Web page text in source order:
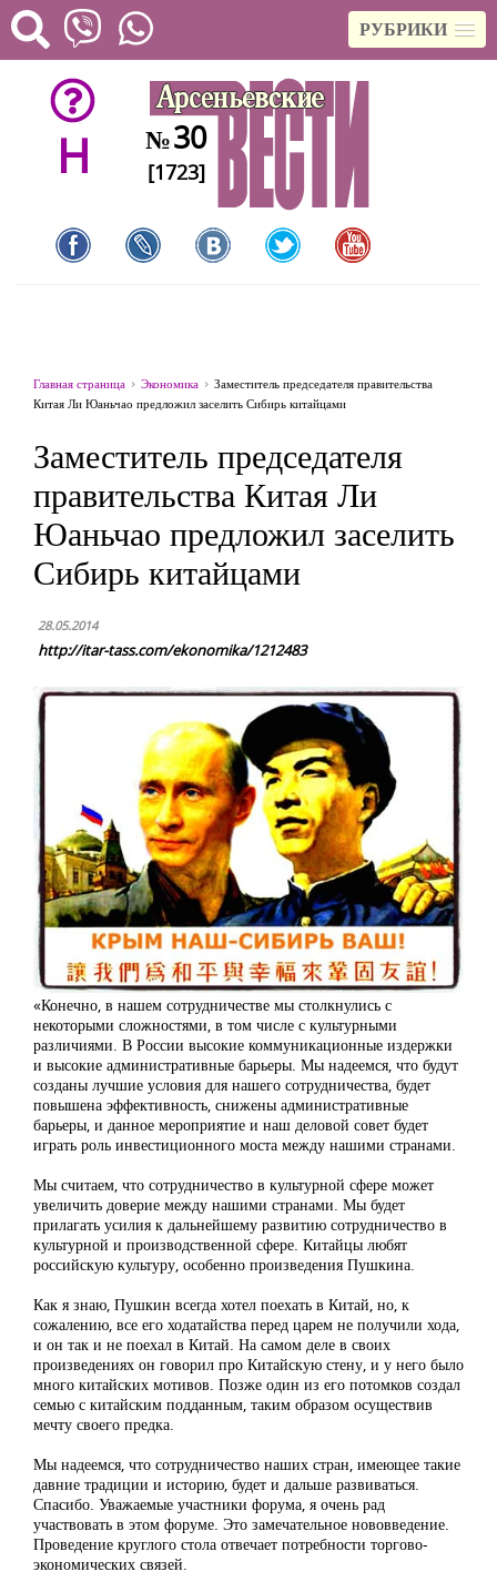
РУБРИКИ
H №30
[1723]
Главная страница Экономика
Заместитель председателя правительства
Китая Ли Юаньчао предложил заселить Сибирь китайцами
Заместитель председателя
правительства Китая Ли
Юаньчао предложил заселить
Сибирь китайцами
28.05.2014
http://itar-tass.com/ekonomika/1212483
«Конечно, в нашем сотрудничестве мы столкнулись с
некоторыми сложностями, в том числе с культурными
различиями. В России высокие коммуникационные издержки
и высокие административные барьеры. Мы надеемся, что будут
созданы лучшие условия для нашего сотрудничества, будет
повышена эффективность, снижены административные
барьеры, и данное мероприятие и наш деловой совет будет
играть роль инвестиционного моста между нашими странами.
Мы считаем, что сотрудничество в культурной сфере может
увеличить доверие между нашими странами. Мы будет
прилагать усилия к дальнейшему развитию сотрудничество в
культурной и производственной сфере. Китайцы любят
российскую культуру, особенно произведения Пушкина.
Как я знаю, Пушкин всегда хотел поехать в Китай, но, к
сожалению, все его ходатайства перед царем не получили хода,
и он так и не поехал в Китай. На самом деле в своих
произведениях он говорил про Китайскую стену, и у него было
много китайских мотивов. Позже один из его потомков создал
семью с китайским подданным, таким образом осуществив
мечту своего предка.
Мы надеемся, что сотрудничество наших стран, имеющее такие
давние традиции и историю, будет и дальше развиваться.
Спасибо. Уважаемые участники форума, я очень рад
участвовать в этом форуме. Это замечательное нововведение.
Проведение круглого стола отвечает потребности торгово-
экономических связей.